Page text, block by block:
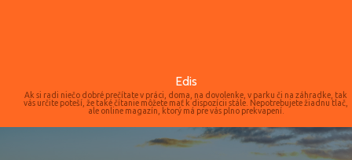
Edis
Ak si radi niečo dobré prečítate v práci, doma, na dovolenke, v parku či na záhradke, tak
vás určite poteší, že také čítanie môžete mať k dispozícii stále. Nepotrebujete žiadnu tlač,
ale online magazín, ktorý má pre vás plno prekvapení.